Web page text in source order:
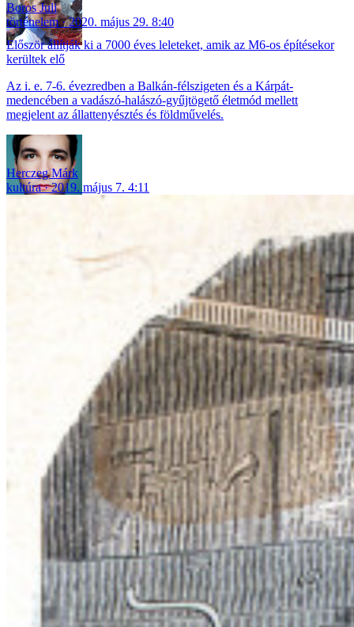
Boros Juli
történelem
2020. május 29. 8:40
Először állítják ki a 7000 éves leleteket, amik az M6-os építésekor
kerültek elő
Az i. e. 7-6. évezredben a Balkán-félszigeten és a Kárpát-
medencében a vadászó-halászó-gyűjtögető életmód mellett
megjelent az állattenyésztés és földművelés.
Herczeg Márk
kultúra
2019. május 7. 4:11